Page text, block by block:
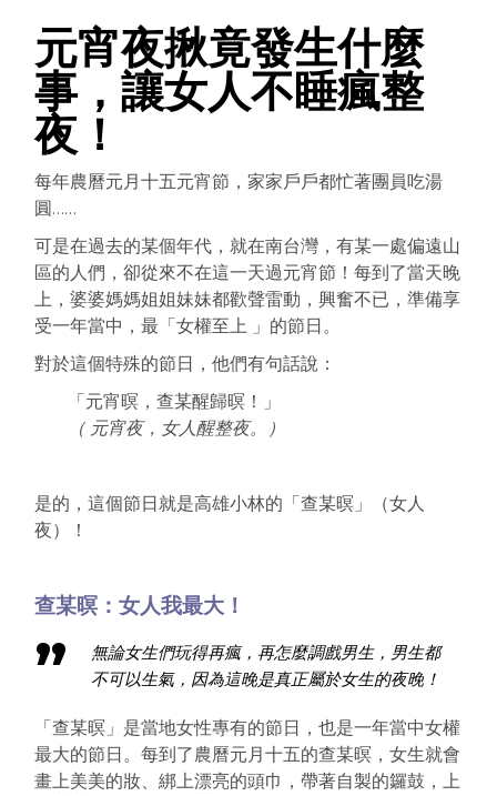
元宵夜揪竟發生什麼
事，讓女人不睡瘋整
夜！
每年農曆元月十五元宵節，家家戶戶都忙著團員吃湯
圓……
可是在過去的某個年代，就在南台灣，有某一處偏遠山
區的人們，卻從來不在這一天過元宵節！每到了當天晚
上，婆婆媽媽姐姐妹妹都歡聲雷動，興奮不已，準備享
受一年當中，最「女權至上 」的節日。
對於這個特殊的節日，他們有句話說：
「元宵暝，查某醒歸暝！」
（ 元宵夜，女人醒整夜。）
是的，這個節日就是高雄小林的「查某暝」（女人
夜）！
查某暝：女人我最大！
無論女生們玩得再瘋，再怎麼調戲男生，男生都
不可以生氣，因為這晚是真正屬於女生的夜晚！
「查某暝」是當地女性專有的節日，也是一年當中女權
最大的節日。每到了農曆元月十五的查某暝，女生就會
畫上美美的妝、綁上漂亮的頭巾，帶著自製的鑼鼓，上